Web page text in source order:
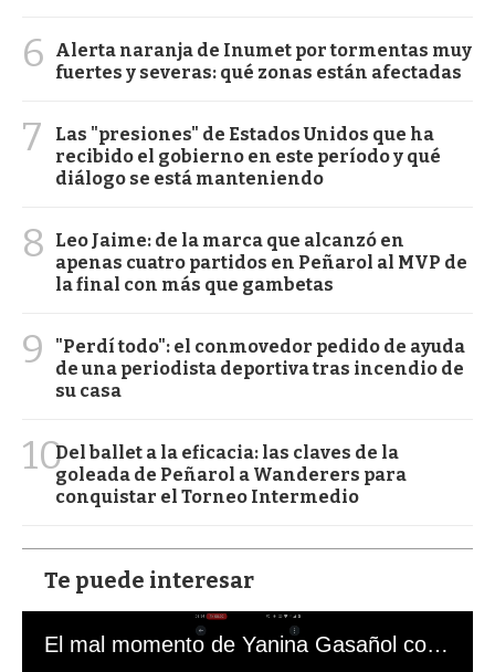
6
Alerta naranja de Inumet por tormentas muy
fuertes y severas: qué zonas están afectadas
7
Las "presiones" de Estados Unidos que ha
recibido el gobierno en este período y qué
diálogo se está manteniendo
8
Leo Jaime: de la marca que alcanzó en
apenas cuatro partidos en Peñarol al MVP de
la final con más que gambetas
9
"Perdí todo": el conmovedor pedido de ayuda
de una periodista deportiva tras incendio de
su casa
10Del ballet a la eficacia: las claves de la
goleada de Peñarol a Wanderers para
conquistar el Torneo Intermedio
Te puede interesar
El mal momento de Yanina Gasañol con un hincha argentino en "Subrayado"